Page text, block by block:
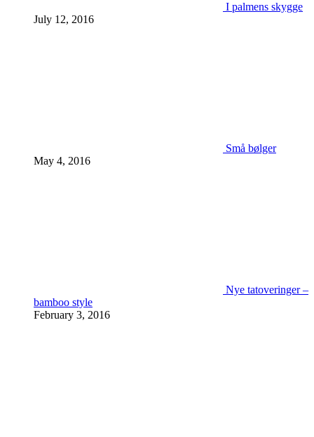
I palmens skygge
July 12, 2016
Små bølger
May 4, 2016
Nye tatoveringer –
bamboo style
February 3, 2016